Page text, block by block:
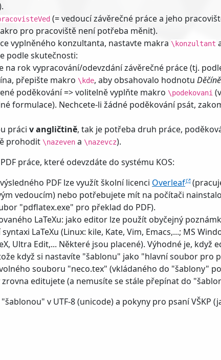
(= vedoucí závěrečné práce a jeho
pro pracoviště není potřeba měnit).
vyplněného konzultanta, nastavte makra \konzultant
podle skutečnosti:
na rok vypracování/odevzdání závěrečné práce (tj.
přepište makro \kde, aby obsahovalo hodnotu Děčíně
poděkování => volitelně vyplňte makro \podekovani
formulace). Nechcete-li žádné poděkování psát,
práci v angličtině, tak je potřeba druh práce,
prohodit \nazeven a \nazevcz).
práce, které odevzdáte do systému KOS:
PDF lze využít školní licenci Overleaf
vedoucím) nebo potřebujete mít na počítači
"pdflatex.exe" pro překlad do PDF).
LaTeXu: jako editor lze použít obyčejný
LaTeXu (Linux: kile, Kate, Vim, Emacs,...; MS
Ultra Edit,... Některé jsou placené). Výhodné je, když
když si nastavíte "šablonu" jako "hlavní soubor pro
souboru "neco.tex" (vkládaného do "šablony"
zrovna editujete (a nemusíte se stále přepínat do
v UTF-8 (unicode) a pokyny pro psaní VŠKP